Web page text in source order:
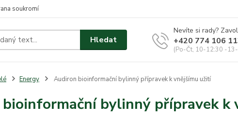
soukromí
Hledat
Nevíte si rady?
+420 774 106
(Po-Čt, 10-12:30 -
Energy Audiron bioinformační bylinný přípravek k vnějšímu užití
bylinný přípravek k